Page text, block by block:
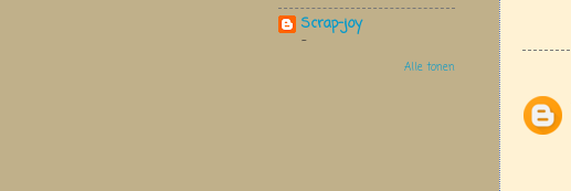
Scrap-joy
-
Alle tonen